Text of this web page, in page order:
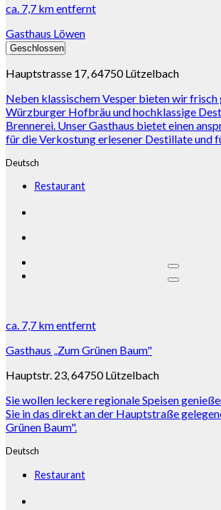
ca. 7,7 kmentfernt
Gasthaus Löwen
Geschlossen
Hauptstrasse 17, 64750 Lützelbach
Neben klassischem Vesper bieten wir frisch
Würzburger Hofbräu und hochklassige
Brennerei. Unser Gasthaus bietet einen
für die Verkostung erlesener Destillate und
Deutsch
Restaurant
ca. 7,7 kmentfernt
Gasthaus „Zum Grünen Baum"
Hauptstr. 23, 64750 Lützelbach
Sie wollen leckere regionale Speisen
Sie in das direkt an der Hauptstraße
Grünen Baum".
Deutsch
Restaurant